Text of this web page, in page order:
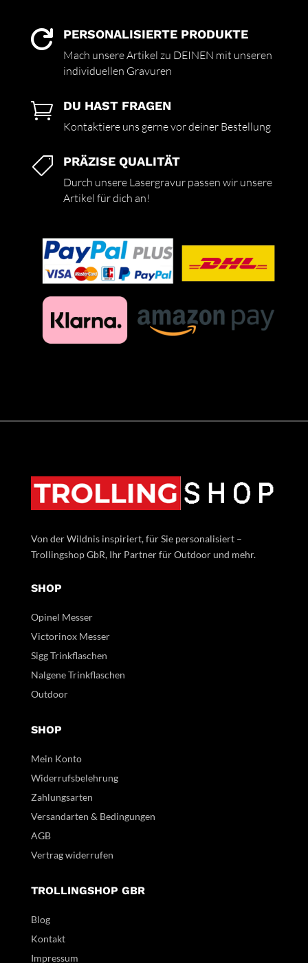
 PERSONALISIERTE PRODUKTE
Mach unsere Artikel zu DEINEN mit unseren
individuellen Gravuren
 DU HAST FRAGEN
Kontaktiere uns gerne vor deiner Bestellung
 PRÄZISE QUALITÄT
Durch unsere Lasergravur passen wir unsere
Artikel für dich an!
Von der Wildnis inspiriert, für Sie personalisiert –
Trollingshop GbR, Ihr Partner für Outdoor und mehr.
SHOP
Opinel Messer
Victorinox Messer
Sigg Trinkflaschen
Nalgene Trinkflaschen
Outdoor
SHOP
Mein Konto
Widerrufsbelehrung
Zahlungsarten
Versandarten & Bedingungen
AGB
Vertrag widerrufen
TROLLINGSHOP GBR
Blog
Kontakt
Impressum